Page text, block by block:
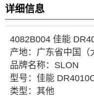
详细信息
4082B004 佳能
产地： 广东省中国（
品牌名称 ： SLON
型号 ： 佳能
类型：其他